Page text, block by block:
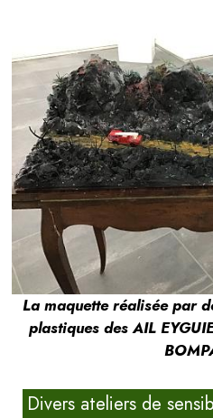
La maquette réalisée par
plastiques des AIL
Divers ateliers de